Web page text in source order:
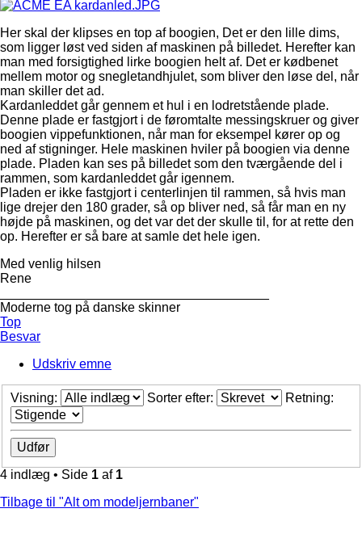
Her skal der klipses en top af boogien, Det er den lille dims,
som ligger løst ved siden af maskinen på billedet. Herefter kan
man med forsigtighed lirke boogien helt af. Det er kødbenet
mellem motor og snegletandhjulet, som bliver den løse del, når
man skiller det ad.
Kardanleddet går gennem et hul i en lodretstående plade.
Denne plade er fastgjort i de føromtalte messingskruer og giver
boogien vippefunktionen, når man for eksempel kører op og
ned af stigninger. Hele maskinen hviler på boogien via denne
plade. Pladen kan ses på billedet som den tværgående del i
rammen, som kardanleddet går igennem.
Pladen er ikke fastgjort i centerlinjen til rammen, så hvis man
lige drejer den 180 grader, så op bliver ned, så får man en ny
højde på maskinen, og det var det der skulle til, for at rette den
op. Herefter er så bare at samle det hele igen.
Med venlig hilsen
Rene
Moderne tog på danske skinner
Top
Besvar
Udskriv emne
Visning: Sorter efter: Retning:
4 indlæg • Side 1 af 1
Tilbage til "Alt om modeljernbaner"